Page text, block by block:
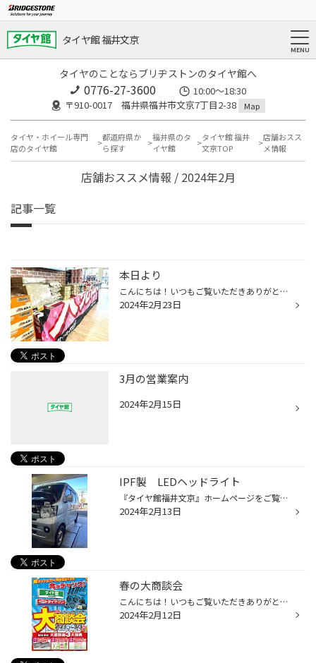
タイヤ館 福井文京
タイヤのことならブリヂストンのタイヤ館へ
0776-27-3600
10:00～18:30
〒910-0017 福井県福井市文京7丁目2-38
Map
タイヤ・ホイール専門
店のタイヤ館
都道府県か
ら探す
福井県のタ
イヤ館
タイヤ館 福井
文京TOP
店舗おスス
メ情報
店舗おススメ情報 / 2024年2月
記事一覧
本日より
こんにちは！いつもご覧いただきありがとうございます！ タイヤ館福井文京です（^ω^） 本日より始まりました 春の大商談会！！！！！ 昨日すべての景品が揃ったので安堵したってのはここだけの話です（笑） 今回の景品はお酒を飲まれない方も選びやすいという店長の粋な心意気です
2024年2月23日
3月の営業案内
2024年2月15日
IPF製 LEDヘッドライト
『タイヤ館福井文京』ホームページをご覧いただきありがとうございます。 今日も元気に営業中です！！ さて今回は、IPF製LEDヘッドライトバルブをご購入いただきました。ありがとうございます。 ハロゲンからLEDへの交換で明るくなりお客様も大変喜んで帰られました！！(^^♪ ご一緒にワイパーも交換...
2024年2月13日
春の大商談会
こんにちは！いつもご覧いただきありがとうございます！ タイヤ館福井文京です（^ω^） 今年も春の大商談会の時期になりました！ 期間は2/23～3/3となります!(^^)! 今回の商談会はタイヤだけではなく、 カー用品も割引が効くので 欲しいものがある方は是非ご来店ください！！ お見積りだけでも大歓迎...
2024年2月12日